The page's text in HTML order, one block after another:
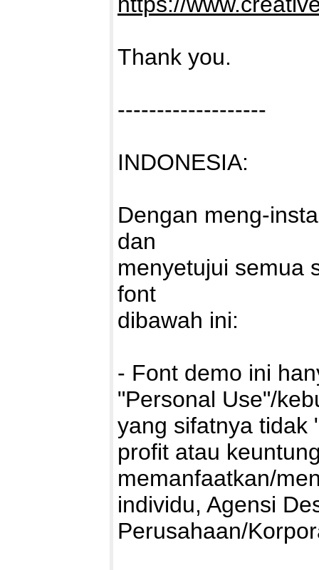
Thank you.
-------------------
INDONESIA:
Dengan meng-
dan
menyetujui semua
font
dibawah ini:
- Font demo ini
"Personal Use"/
yang sifatnya tidak
profit atau
memanfaatkan/
individu, Agensi
Perusahaan/